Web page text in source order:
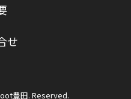
せ
豊田. Reserved.